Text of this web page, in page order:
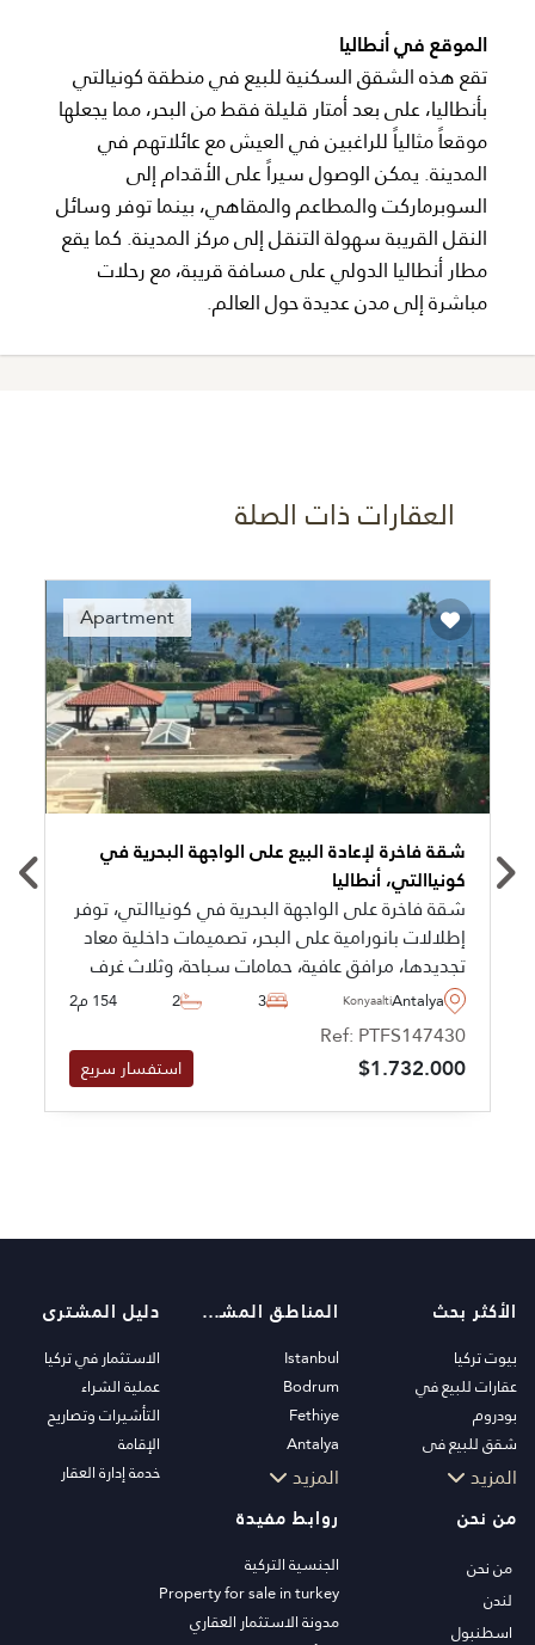
الموقع في أنطاليا
تقع هذه الشقق السكنية للبيع في منطقة كونيالتي
بأنطاليا، على بعد أمتار قليلة فقط من البحر، مما يجعلها
موقعاً مثالياً للراغبين في العيش مع عائلاتهم في
المدينة. يمكن الوصول سيراً على الأقدام إلى
السوبرماركت والمطاعم والمقاهي، بينما توفر وسائل
النقل القريبة سهولة التنقل إلى مركز المدينة. كما يقع
مطار أنطاليا الدولي على مسافة قريبة، مع رحلات
مباشرة إلى مدن عديدة حول العالم.
العقارات ذات الصلة
Apartment
Recommended
شقة فاخرة لإعادة البيع على الواجهة البحرية في
كونياالتي، أنطاليا
شقة فاخرة على الواجهة البحرية في كونياالتي، توفر
إطلالات بانورامية على البحر، تصميمات داخلية معاد
تجديدها، مرافق عافية، حمامات سباحة، وثلاث غرف
نوم. مناسبة للحصول على الجنسية التركية والعيش
العائلي على مدار السنة.
Antalya
Konyaalti
3
2 154 م2
Ref: PTFS147430
$1.732.000 استفسار سريع
الأكثر بحث
بيوت تركيا
عقارات للبيع في
بودروم
شقق للبيع في
اسطنبول
فلل بودروم
شقق للبيع في انطاليا
منازل انطاليا
المزيد
المناطق المشهورة
Istanbul
Bodrum
Fethiye
Antalya
Kalkan
Kas
Bursa
Gocek
Side
المزيد
دليل المشترى
الاستثمار في تركيا
عملية الشراء
التأشيرات وتصاريح
الإقامة
خدمة إدارة العقار
من نحن
من نحن
لندن
اسطنبول
روابط مفيدة
الجنسية التركية
Property for sale in turkey
مدونة الاستثمار العقاري